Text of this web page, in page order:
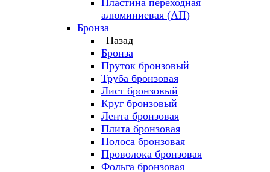
Пластина переходная
алюминиевая (АП)
Бронза
Назад
Бронза
Пруток бронзовый
Труба бронзовая
Лист бронзовый
Круг бронзовый
Лента бронзовая
Плита бронзовая
Полоса бронзовая
Проволока бронзовая
Фольга бронзовая